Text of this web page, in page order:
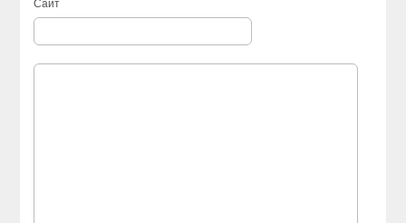
Сайт